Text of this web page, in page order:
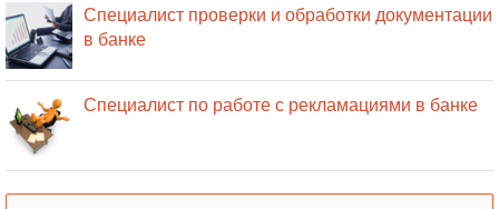
Специалист проверки и обработки документации
в банке
Специалист по работе с рекламациями в банке